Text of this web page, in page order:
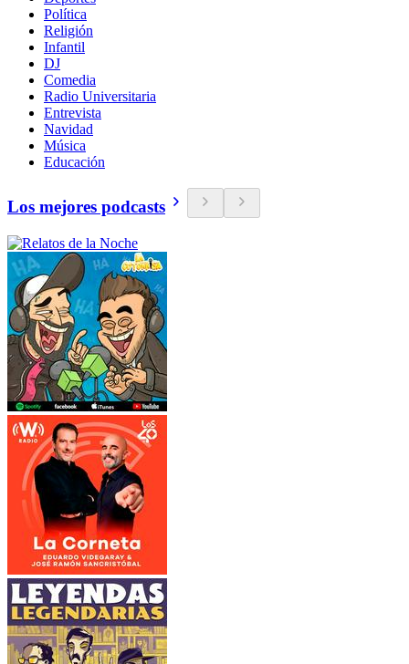
Política
Religión
Infantil
DJ
Comedia
Radio Universitaria
Entrevista
Navidad
Música
Educación
Los mejores podcasts